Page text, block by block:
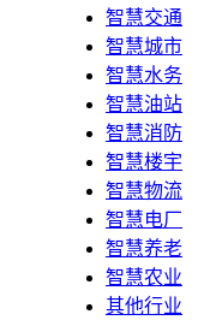
智慧交通
智慧城市
智慧水务
智慧油站
智慧消防
智慧楼宇
智慧物流
智慧电厂
智慧养老
智慧农业
其他行业